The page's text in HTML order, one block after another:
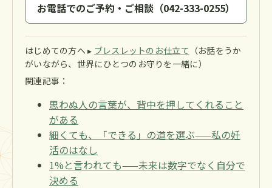
お電話でのご予約・ご相談（042-333-0255）
はじめての方へ ▸ ブレスレットのお仕立て （お話をうか
がいながら、世界にひとつのお守りを一緒に）
関連記事：
思わぬ人の言葉が、背中を押してくれること
がある
細くても、「できる」の道を選ぶ——私の妊
活のはなし
1%と言われても——未来は数字でなく自分で
決める